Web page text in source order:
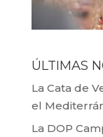
ÚLTIMAS
La Cata de
el
La DOP